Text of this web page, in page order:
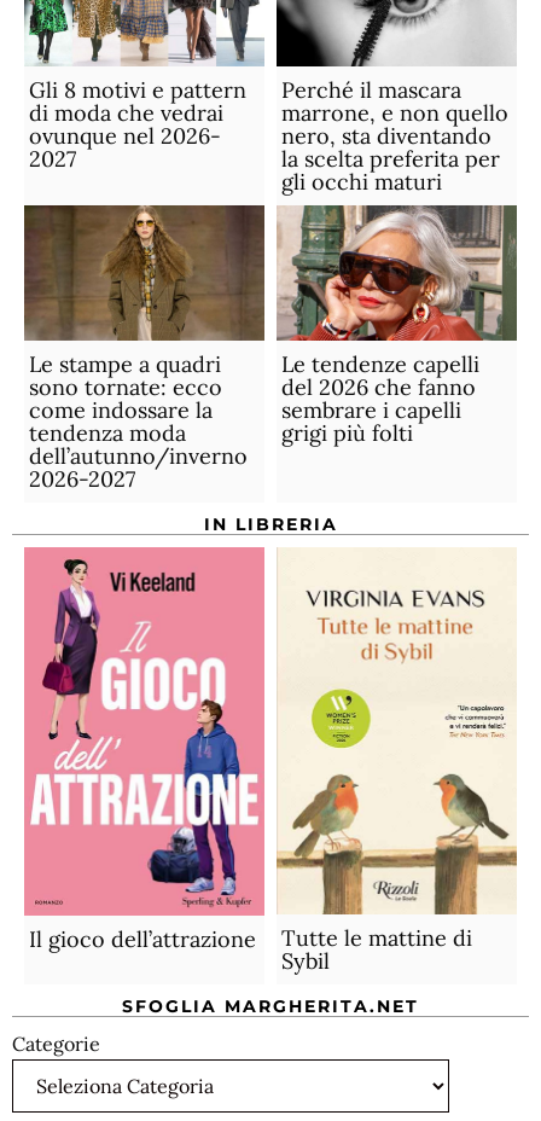
Gli 8 motivi e pattern
di moda che vedrai
ovunque nel 2026-
2027
Perché il mascara
marrone, e non quello
nero, sta diventando
la scelta preferita per
gli occhi maturi
Le stampe a quadri
sono tornate: ecco
come indossare la
tendenza moda
dell’autunno/inverno
2026-2027
Le tendenze capelli
del 2026 che fanno
sembrare i capelli
grigi più folti
IN LIBRERIA
Il gioco dell’attrazione
Tutte le mattine di
Sybil
SFOGLIA MARGHERITA.NET
Categorie